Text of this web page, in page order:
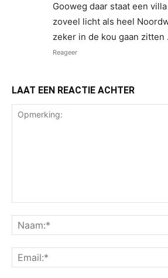
Gooweg daar staat een
zoveel licht als heel
zeker in de kou gaan zitten .
Reageer
LAAT EEN REACTIE ACHTER